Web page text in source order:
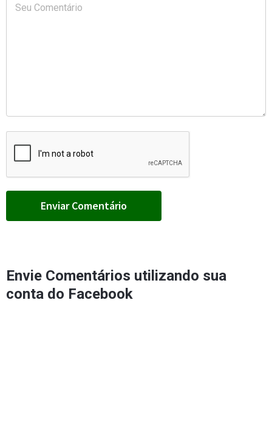
Envie Comentários utilizando sua
conta do Facebook